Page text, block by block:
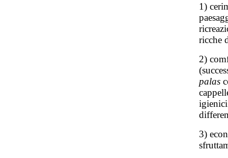
1)
ricche
2)
palas
3)